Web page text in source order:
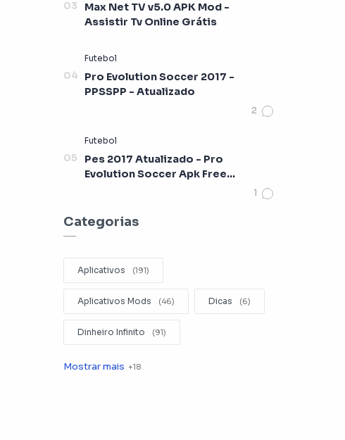
Max Net TV v5.0 APK Mod -
Assistir Tv Online Grátis
Pro Evolution Soccer 2017 -
PPSSPP - Atualizado
Pes 2017 Atualizado - Pro
Evolution Soccer Apk Free
Categorias
Aplicativos
Aplicativos Mods Dicas
Dinheiro Infinito
Editar Videos